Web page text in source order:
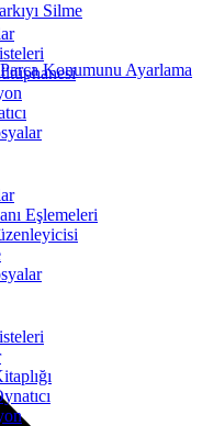
Eşlemeleri
Silme
Konumunu Ayarlama